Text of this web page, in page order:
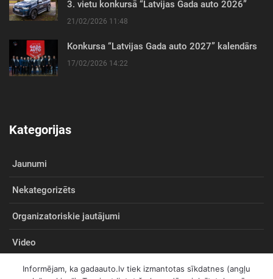
3. vietu konkursā “Latvijas Gada auto 2026”
21/02/2026 11:48
Konkursa “Latvijas Gada auto 2027” kalendārs
17/02/2026 14:22
Kategorijas
Jaunumi
Nekategorizēts
Organizatoriskie jautājumi
Video
Informējam, ka gadaauto.lv tiek izmantotas sīkdatnes (angļu